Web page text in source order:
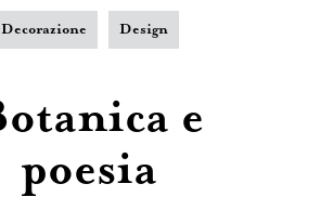
Decorazione Design
e
poesia